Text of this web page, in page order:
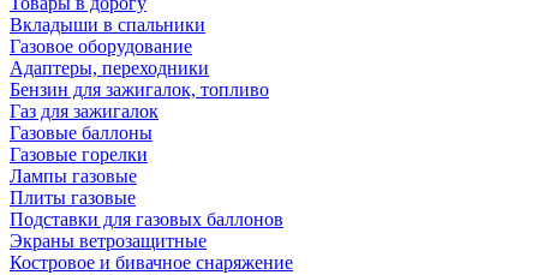
Вкладыши в спальники
Газовое оборудование
Адаптеры, переходники
Бензин для зажигалок, топливо
Газ для зажигалок
Газовые баллоны
Газовые горелки
Лампы газовые
Плиты газовые
Подставки для газовых баллонов
Экраны ветрозащитные
Костровое и бивачное снаряжение